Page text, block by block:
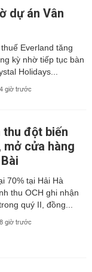
dự án Vân
Everland tăng
kỳ nhờ tiếp tục bàn
Holidays...
4 giờ trước
thu đột biến
mở cửa hàng
70% tại Hải Hà
thu OCH ghi nhận
quý II, đồng...
8 giờ trước